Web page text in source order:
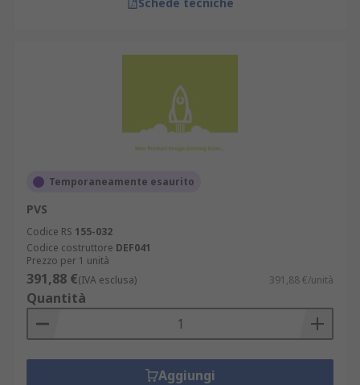
Temporaneamente esaurito
PVS
Codice RS 155-032
Codice costruttore DEF041
Prezzo per 1 unità
391,88 €(IVA esclusa) 391,88 €/unità
Quantità
Aggiungi